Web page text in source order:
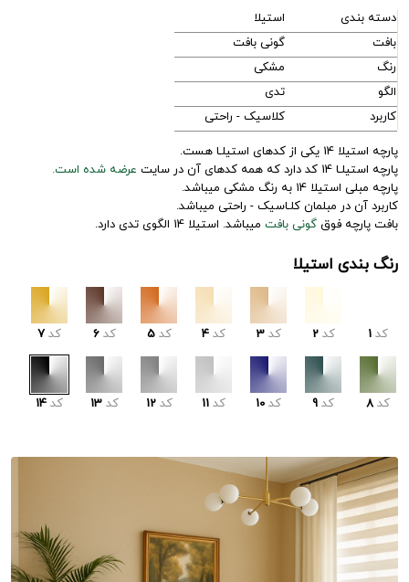
دسته بندی
استیلا
بافت
گونی بافت
رنگ
مشکی
الگو
تدی
کاربرد
کلاسیک - راحتی
پارچه استیلا 14 یکی از کدهای استیلـا هست.
پارچه استیلـا 14 کد دارد که همه کدهای آن در سایت
عرضه شده است.
پارچه مبلی استیلا 14 به رنگ مشکی میباشد.
کاربرد آن در مبلمان کلـاسیک - راحتی میباشد.
بافت پارچه فوق گونی بافت میباشد. استیلا 14 الگوی تدی دارد.
رنگ بندی استیلا
کد 1 کد 2 کد 3 کد 4 کد 5 کد 6 کد 7
کد 8 کد 9 کد 10 کد 11 کد 12 کد 13 کد 14